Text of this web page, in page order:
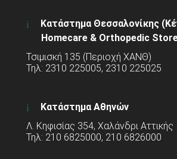
Κατάστημα Θεσσαλονίκης
Homecare & Orthopedic
Τσιμισκή 135 (Περιοχή ΧΑΝΘ)
Τηλ: 2310 225005, 2310 225025
Κατάστημα Αθηνών
Λ. Κηφισίας 354, Χαλάνδρι Αττικής
Τηλ: 210 6825000, 210 6826000